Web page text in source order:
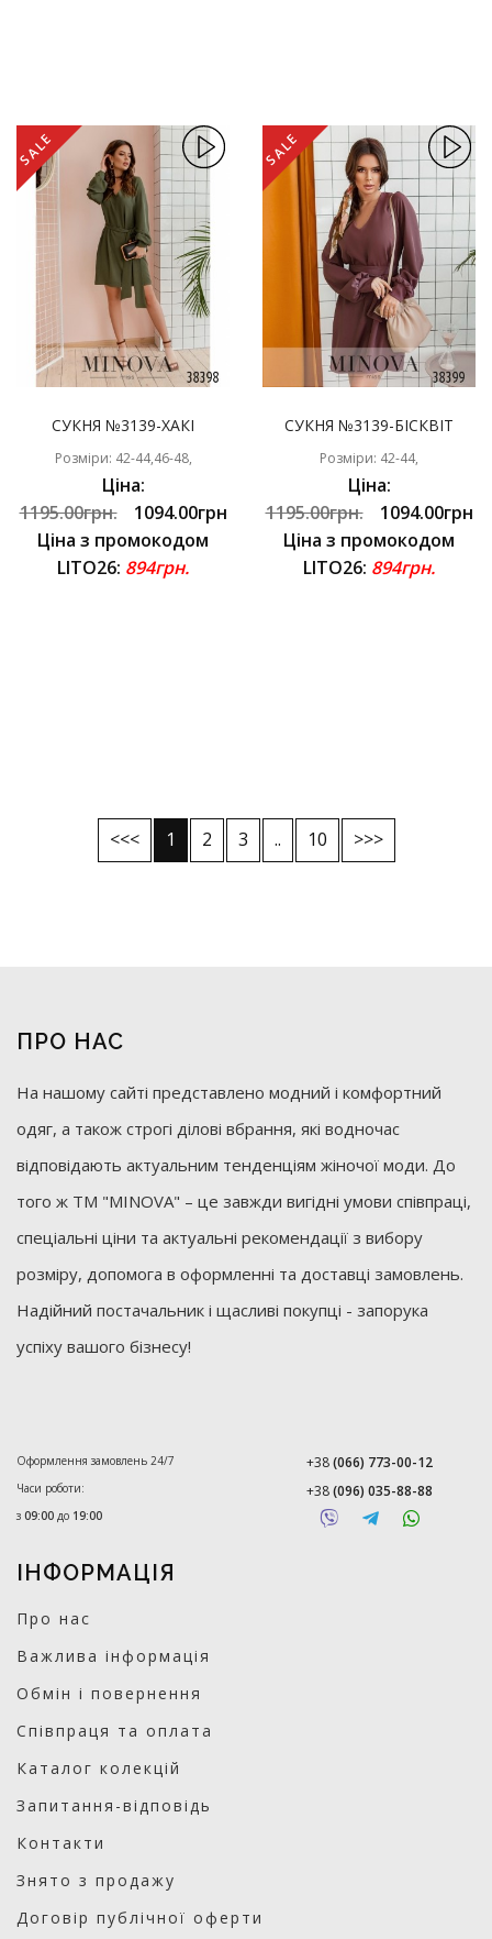
SALE
СУКНЯ №3139-ХАКІ
Розміри: 42-44,46-48,
Ціна:
1195.00грн.
1094.00грн
Ціна з промокодом
LITO26: 894грн.
SALE
СУКНЯ №3139-БІСКВІТ
Розміри: 42-44,
Ціна:
1195.00грн.
1094.00грн
Ціна з промокодом
LITO26: 894грн.
<<< 1 2 3 .. 10 >>>
ПРО НАС
На нашому сайті представлено модний і комфортний
одяг, а також строгі ділові вбрання, які водночас
відповідають актуальним тенденціям жіночої моди. До
того ж ТМ "MINOVA" – це завжди вигідні умови співпраці,
спеціальні ціни та актуальні рекомендації з вибору
розміру, допомога в оформленні та доставці замовлень.
Надійний постачальник і щасливі покупці - запорука
успіху вашого бізнесу!
Оформлення замовлень 24/7
Часи роботи:
з 09:00 до 19:00
+38(066) 773-00-12
+38(096) 035-88-88
ІНФОРМАЦІЯ
Про нас
Важлива інформація
Обмін і повернення
Співпраця та оплата
Каталог колекцій
Запитання-відповідь
Контакти
Знято з продажу
Договір публічної оферти